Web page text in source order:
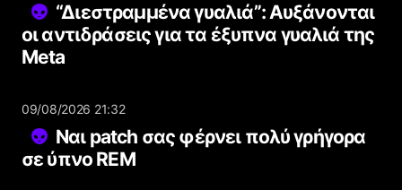
“Διεστραμμένα γυαλιά”: Αυξάνονται
οι αντιδράσεις για τα έξυπνα γυαλιά της
Meta
09/08/2026 21:32
Ναι patch σας φέρνει πολύ γρήγορα
σε ύπνο REM